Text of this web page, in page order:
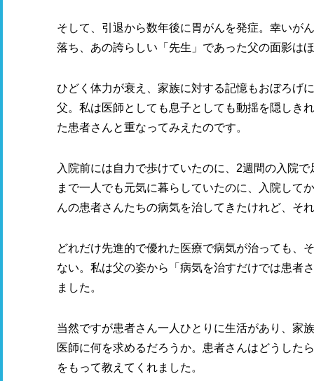
そして、引退から数年後に胃がんを発症。幸いが
落ち、あの誇らしい「先生」であった父の面影は
ひどく体力が衰え、家族に対する記憶もおぼろげ
父。私は医師としても息子としても動揺を隠しき
た患者さんと重なってみえたのです。
入院前には自力で歩けていたのに、2週間の入院
まで一人でも元気に暮らしていたのに、入院して
んの患者さんたちの病気を治してきたけれど、そ
どれだけ先進的で優れた医療で病気が治っても、
ない。私は父の姿から「病気を治すだけでは患者
ました。
当然ですが患者さん一人ひとりに生活があり、家
医師に何を求めるだろうか。患者さんはどうした
をもって教えてくれました。